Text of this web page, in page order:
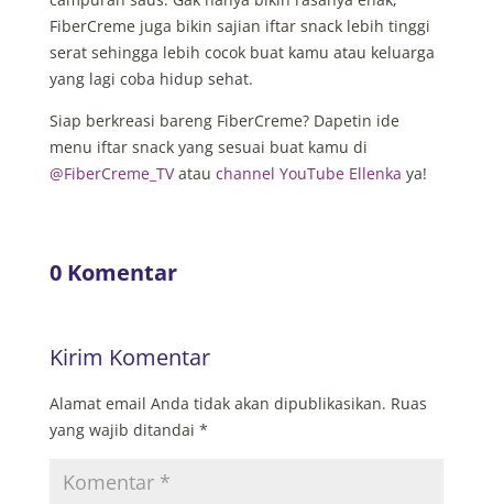
FiberCreme juga bikin sajian iftar snack lebih tinggi
serat sehingga lebih cocok buat kamu atau keluarga
yang lagi coba hidup sehat.
Siap berkreasi bareng FiberCreme? Dapetin ide
menu iftar snack yang sesuai buat kamu di
@FiberCreme_TVatau channel YouTube Ellenka ya!
0 Komentar
Kirim Komentar
Alamat email Anda tidak akan dipublikasikan. Ruas
yang wajib ditandai *